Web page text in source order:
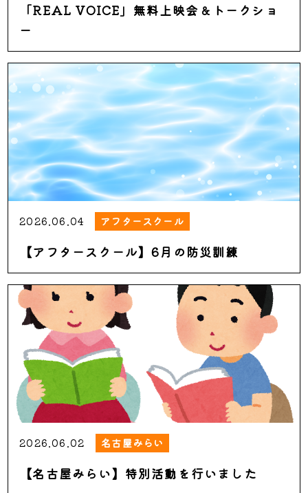
「REAL VOICE」無料上映会＆トークショ
ー
2026.06.04 アフタースクール
【アフタースクール】6月の防災訓練
2026.06.02 名古屋みらい
【名古屋みらい】特別活動を行いました